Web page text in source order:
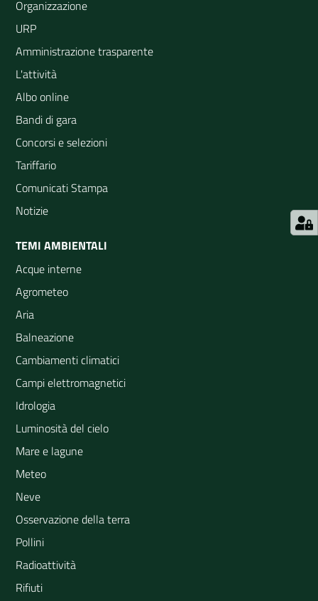
Organizzazione
URP
Amministrazione trasparente
L'attività
Albo online
Bandi di gara
Concorsi e selezioni
Tariffario
Comunicati Stampa
Notizie
TEMI AMBIENTALI
Acque interne
Agrometeo
Aria
Balneazione
Cambiamenti climatici
Campi elettromagnetici
Idrologia
Luminosità del cielo
Mare e lagune
Meteo
Neve
Osservazione della terra
Pollini
Radioattività
Rifiuti